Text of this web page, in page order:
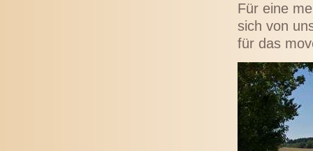
Für eine
sich von
für das